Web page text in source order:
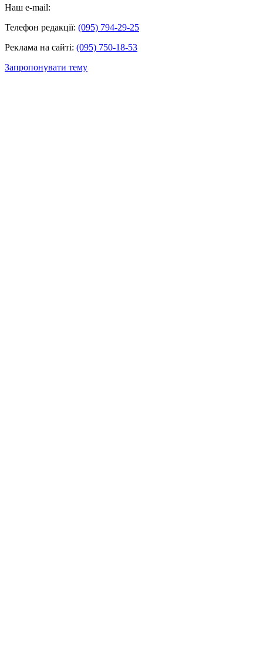
Наш e-mail:
Телефон редакції: (095) 794-29-25
Реклама на сайті: (095) 750-18-53
Запропонувати тему